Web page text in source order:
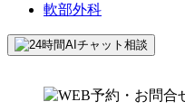
軟部外科